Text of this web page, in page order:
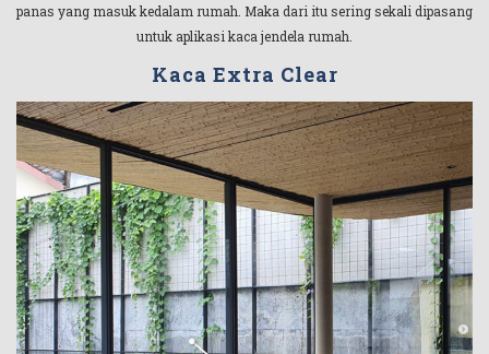
panas yang masuk kedalam rumah. Maka dari itu sering sekali dipasang
untuk aplikasi kaca jendela rumah.
Kaca Extra Clear